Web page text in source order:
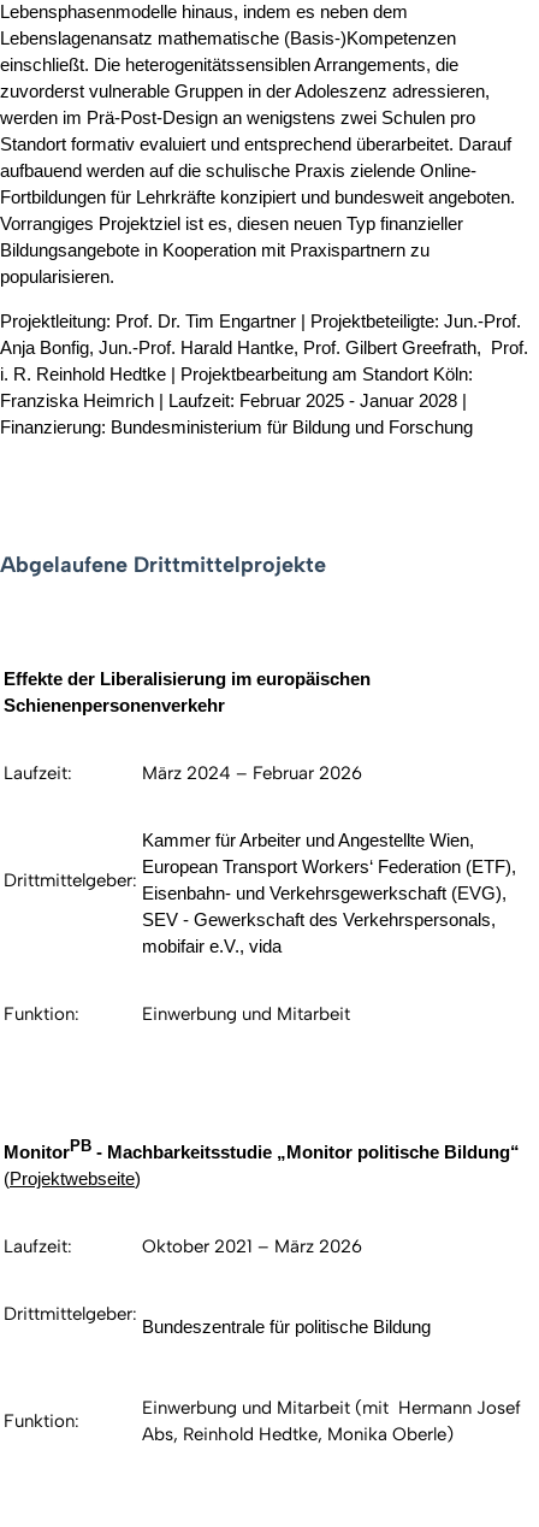
Lebensphasenmodelle hinaus, indem es neben dem
Lebenslagenansatz mathematische (Basis-)Kompetenzen
einschließt. Die heterogenitätssensiblen Arrangements, die
zuvorderst vulnerable Gruppen in der Adoleszenz adressieren,
werden im Prä-Post-Design an wenigstens zwei Schulen pro
Standort formativ evaluiert und entsprechend überarbeitet. Darauf
aufbauend werden auf die schulische Praxis zielende Online-
Fortbildungen für Lehrkräfte konzipiert und bundesweit angeboten.
Vorrangiges Projektziel ist es, diesen neuen Typ finanzieller
Bildungsangebote in Kooperation mit Praxispartnern zu
popularisieren.
Projektleitung: Prof. Dr. Tim Engartner | Projektbeteiligte: Jun.-Prof.
Anja Bonfig, Jun.-Prof. Harald Hantke, Prof. Gilbert Greefrath, Prof.
i. R. Reinhold Hedtke | Projektbearbeitung am Standort Köln:
Franziska Heimrich | Laufzeit: Februar 2025 - Januar 2028 |
Finanzierung: Bundesministerium für Bildung und Forschung
Abgelaufene Drittmittelprojekte
Effekte der Liberalisierung im europäischen
Schienenpersonenverkehr
Laufzeit: März 2024 – Februar 2026
Drittmittelgeber:
Kammer für Arbeiter und Angestellte Wien,
European Transport Workers‘ Federation (ETF),
Eisenbahn- und Verkehrsgewerkschaft (EVG),
SEV - Gewerkschaft des Verkehrspersonals,
mobifair e.V., vida
Funktion: Einwerbung und Mitarbeit
MonitorPB - Machbarkeitsstudie „Monitor politische Bildung“
(Projektwebseite)
Laufzeit: Oktober 2021 – März 2026
Drittmittelgeber:
Bundeszentrale für politische Bildung
Funktion:
Einwerbung und Mitarbeit (mit Hermann Josef
Abs, Reinhold Hedtke, Monika Oberle)